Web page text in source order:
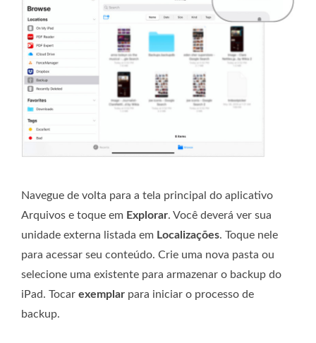
Navegue de volta para a tela principal do aplicativo
Arquivos e toque em Explorar. Você deverá ver sua
unidade externa listada em Localizações. Toque nele
para acessar seu conteúdo. Crie uma nova pasta ou
selecione uma existente para armazenar o backup do
iPad. Tocar exemplar para iniciar o processo de
backup.